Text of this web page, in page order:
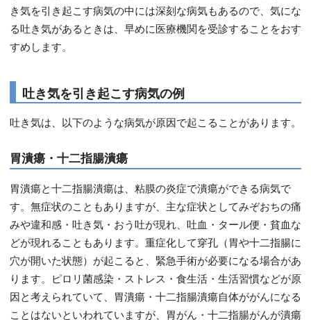
き気を引き起こす病気の中には深刻な病気もあるので、気にな
る吐き気があるときは、早めに医療機関を受診することをおす
すめします。
吐き気を引き起こす病気の例
吐き気は、以下のような病気が原因で起こることがあります。
胃潰瘍・十二指腸潰瘍
胃潰瘍と十二指腸潰瘍は、粘膜の炎症で潰瘍ができる病気で
す。無症状のこともありますが、主な症状としてみぞおちの痛
みや違和感・吐き気・おう吐が現れ、吐血・タール便・貧血な
どが現れることもあります。重症化して穿孔（胃や十二指腸に
穴が開いた状態）が起こると、緊急手術が必要になる場合があ
ります。ピロリ菌感染・ストレス・食生活・生活習慣などが原
因と考えられていて、胃潰瘍・十二指腸潰瘍自体ががんになる
ことはないといわれていますが、胃がん・十二指腸がんが潰瘍